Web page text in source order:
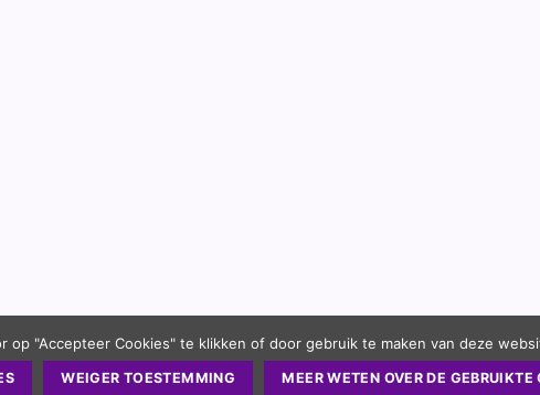
op "Accepteer Cookies" te klikken of door gebruik te maken van deze
WEIGER TOESTEMMING MEER WETEN OVER DE GEBRUIKTE